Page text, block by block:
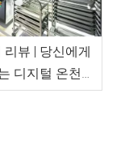
리뷰 | 당신에게
디지털 온천시
대